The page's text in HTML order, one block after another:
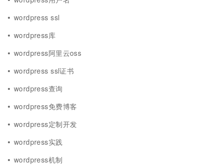
wordpress ssl
wordpress库
wordpress阿里云oss
wordpress ssl证书
wordpress查询
wordpress免费博客
wordpress定制开发
wordpress实践
wordpress机制